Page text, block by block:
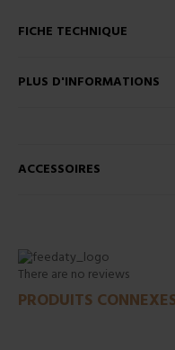
FICHE TECHNIQUE
PLUS D'INFORMATIONS
ACCESSOIRES
There are no reviews
PRODUITS